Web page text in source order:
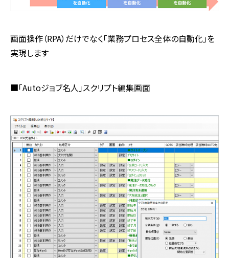
画面操作（RPA）だけでなく「業務プロセス全体の自動化」を
実現します
■「Autoジョブ名人」スクリプト編集画面